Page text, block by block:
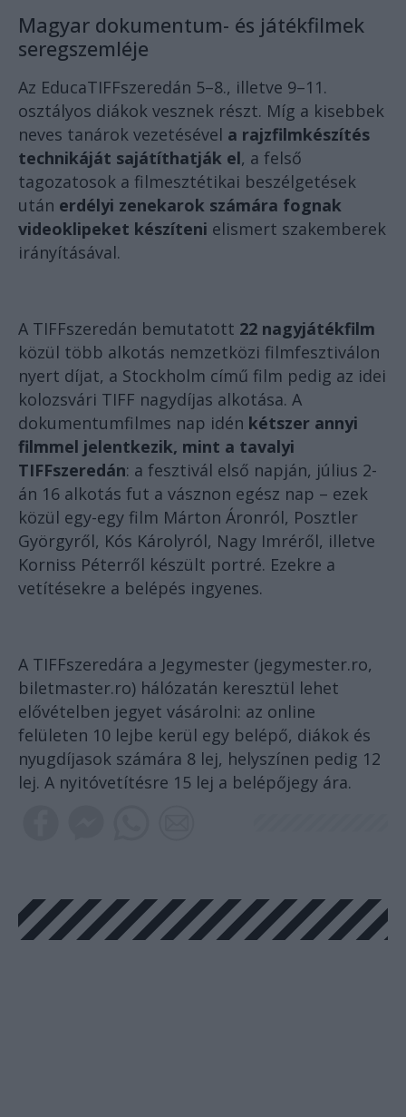
Magyar dokumentum- és játékfilmek
seregszemléje
Az EducaTIFFszeredán 5–8., illetve 9–11.
osztályos diákok vesznek részt. Míg a kisebbek
neves tanárok vezetésével a rajzfilmkészítés
technikáját sajátíthatják el, a felső
tagozatosok a filmesztétikai beszélgetések
után erdélyi zenekarok számára fognak
videoklipeket készíteni elismert szakemberek
irányításával.
A TIFFszeredán bemutatott 22 nagyjátékfilm
közül több alkotás nemzetközi filmfesztiválon
nyert díjat, a Stockholm című film pedig az idei
kolozsvári TIFF nagydíjas alkotása. A
dokumentumfilmes nap idén kétszer annyi
filmmel jelentkezik, mint a tavalyi
TIFFszeredán: a fesztivál első napján, július 2-
án 16 alkotás fut a vásznon egész nap – ezek
közül egy-egy film Márton Áronról, Posztler
Györgyről, Kós Károlyról, Nagy Imréről, illetve
Korniss Péterről készült portré. Ezekre a
vetítésekre a belépés ingyenes.
A TIFFszeredára a Jegymester (jegymester.ro,
biletmaster.ro) hálózatán keresztül lehet
elővételben jegyet vásárolni: az online
felületen 10 lejbe kerül egy belépő, diákok és
nyugdíjasok számára 8 lej, helyszínen pedig 12
lej. A nyitóvetítésre 15 lej a belépőjegy ára.